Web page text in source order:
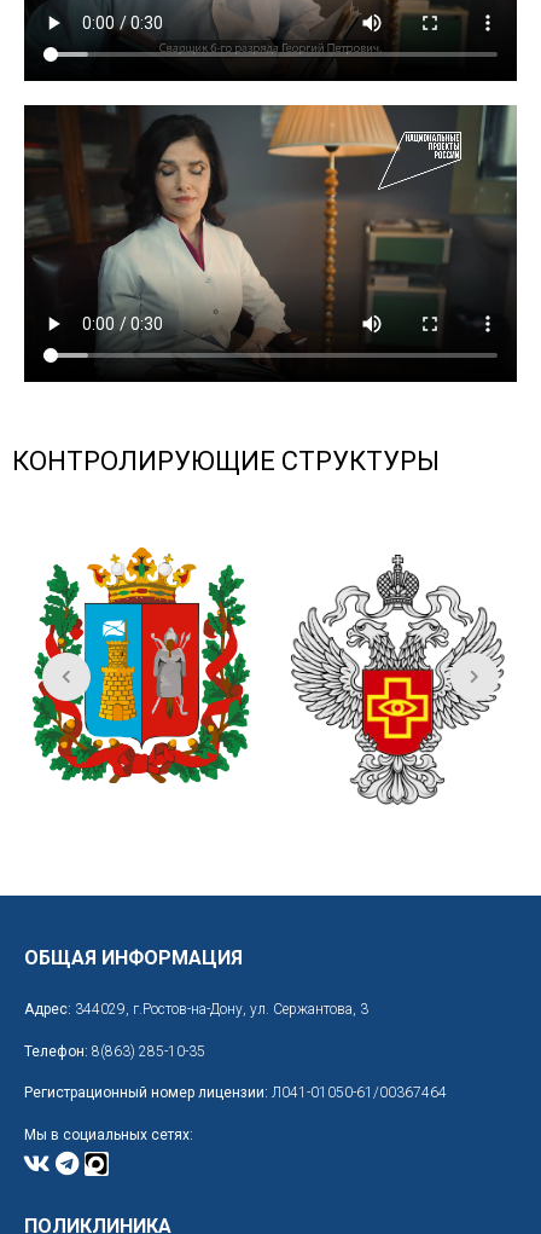
КОНТРОЛИРУЮЩИЕ СТРУКТУРЫ
ОБЩАЯ ИНФОРМАЦИЯ
Адрес: 344029, г.Ростов-на-Дону, ул. Сержантова, 3
Телефон: 8(863) 285-10-35
Регистрационный номер лицензии: Л041-01050-61/00367464
Мы в социальных сетях:
ПОЛИКЛИНИКА